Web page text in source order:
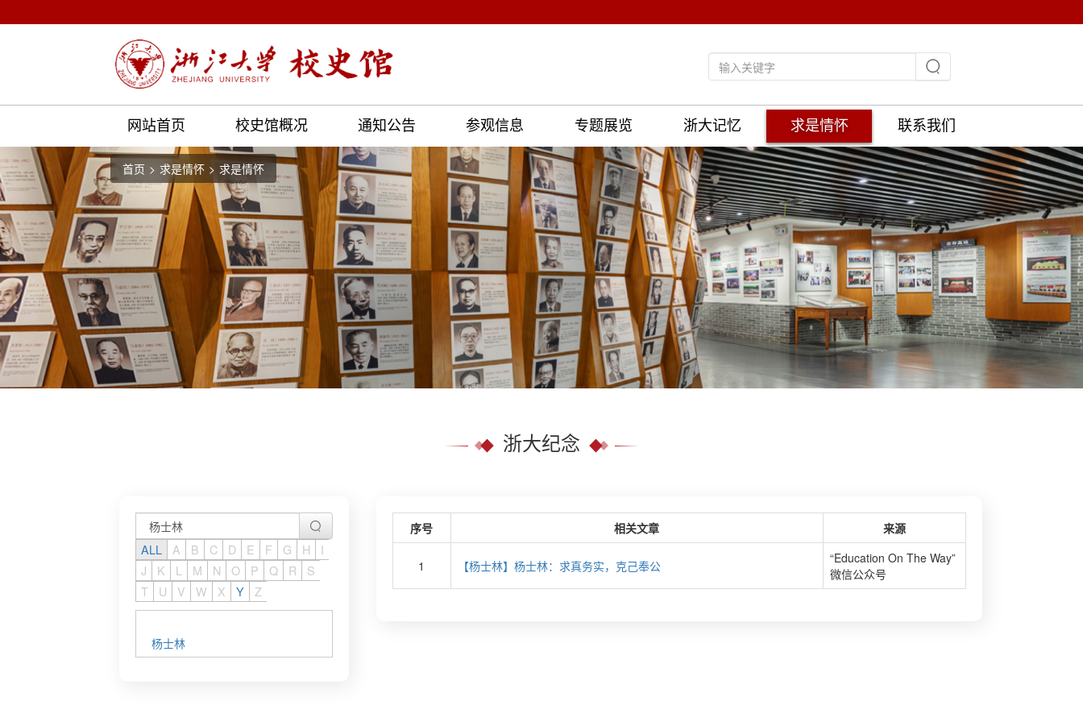
网站首页 校史馆概况 通知公告 参观信息 专题展览 浙大记忆 求是情怀 联系我们
首页 求是情怀 求是情怀
浙大纪念
ALL A B C D E F G H
I
J
K L M N O P Q R
S
T
U V W X Y Z
杨士林
序号 相关文章 来源
1 【杨士林】杨士林：求真务实，克己奉公
“Education On The Way”
微信公众号